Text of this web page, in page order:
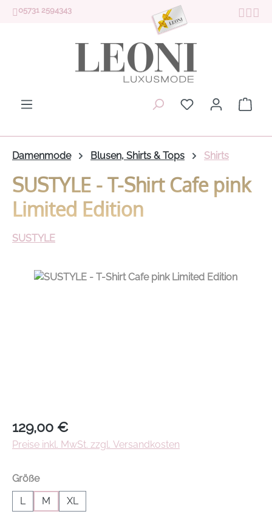
Zum Hauptinhalt springen
05731 2594343
Du hast 0
Damenmode Blusen, Shirts & Tops Shirts
SUSTYLE - T-Shirt Cafe pink
Limited Edition
SUSTYLE
Regulärer Preis:
129,00 €
Preise inkl. MwSt. zzgl. Versandkosten
Größeauswählen
L
M XL